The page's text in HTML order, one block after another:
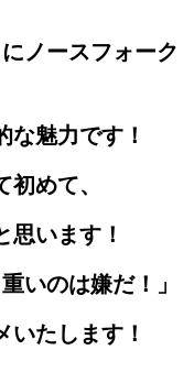
ノースフォーク
な魅力です！
めて、
思います！
いのは嫌だ！」
いたします！